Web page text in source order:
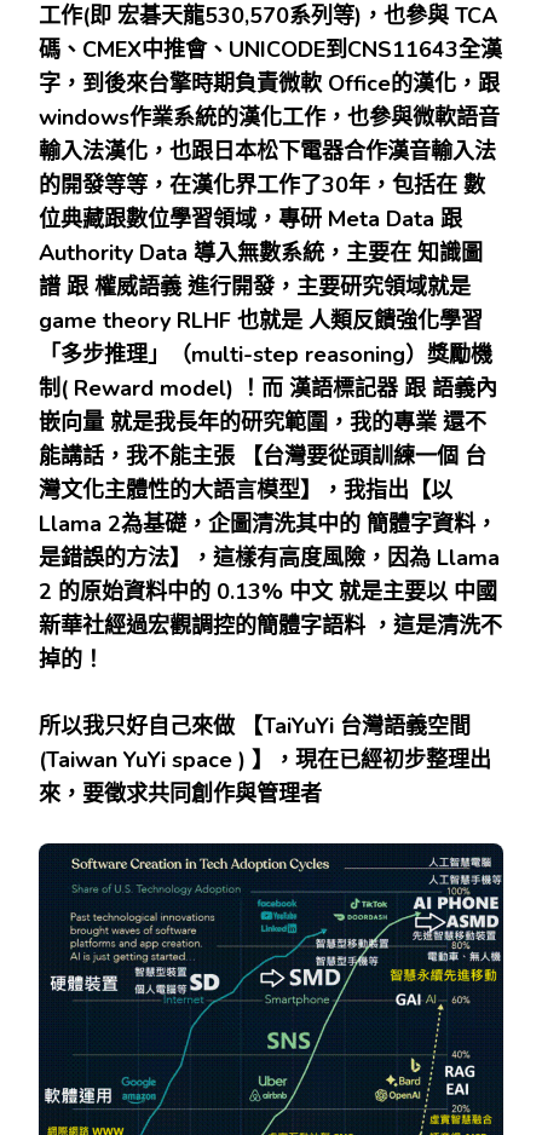
工作(即 宏碁天龍530,570系列等) ，也參與 TCA
碼、 CMEX中推會、 UNICODE到CNS11643全漢
字，到後來台擎時期負責微軟Office的漢化，跟
windows作業系統的漢化工作，也參與微軟語音
輸入法漢化，也跟日本松下電器合作漢音輸入法
的開發等等，在漢化界工作了30年，包括在 數
位典藏跟數位學習領域，專研 Meta Data 跟
Authority Data 導入無數系統，主要在 知識圖
譜 跟 權威語義 進行開發，主要研究領域就是
game theory RLHF 也就是 人類反饋強化學習
「多步推理」（multi-step reasoning）獎勵機
制( Reward model) ！而 漢語標記器 跟 語義內
嵌向量 就是我長年的研究範圍，我的專業 還不
能講話，我不能主張
【台灣要從頭訓練一個 台
灣文化主體性的大語言模型】，我指出【以
Llama 2為基礎，企圖清洗其中的 簡體字資料，
是錯誤的方法】，這樣有高度風險，因為 Llama
2 的原始資料中的 0.13% 中文 就是主要以 中國
新華社經過宏觀調控的簡體字語料 ，這是清洗不
掉的！
所以我只好自己來做 【TaiYuYi 台灣語義空間
(Taiwan YuYi space ) 】，現在已經初步整理出
來，要徵求共同創作與管理者